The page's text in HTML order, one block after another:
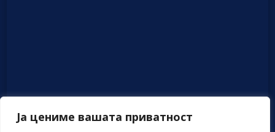
Ја цениме вашата приватност